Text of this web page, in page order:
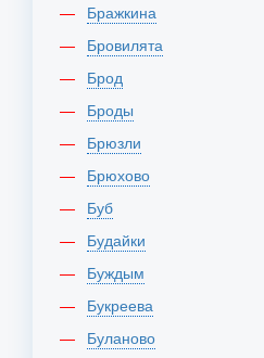
Бражкина
Бровилята
Брод
Броды
Брюзли
Брюхово
Буб
Будайки
Буждым
Букреева
Буланово